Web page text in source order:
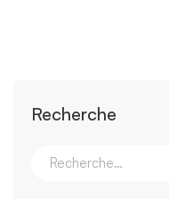
Recherche